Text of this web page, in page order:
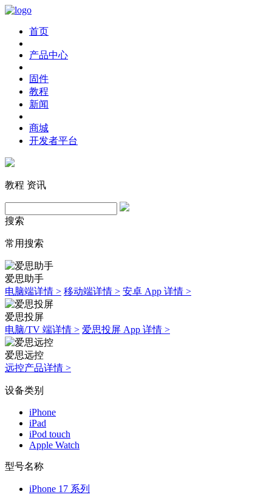
首页
产品中心
固件
教程
新闻
商城
开发者平台
教程 资讯
搜索
常用搜索
爱思助手
电脑端详情 > 移动端详情 > 安卓 App 详情 >
爱思投屏
电脑/TV 端详情 > 爱思投屏 App 详情 >
爱思远控
远控产品详情 >
设备类别
iPhone
iPad
iPod touch
Apple Watch
型号名称
iPhone 17 系列